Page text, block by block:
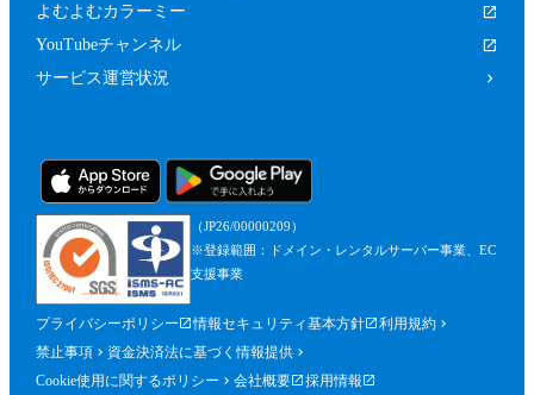
よむよむカラーミー
YouTubeチャンネル
サービス運営状況
（JP26/00000209）
※登録範囲：ドメイン・レンタルサーバー事業、EC
支援事業
プライバシーポリシー 情報セキュリティ基本方針
利用規約
禁止事項
資金決済法に基づく情報提供
Cookie使用に関するポリシー
会社概要 採用情報